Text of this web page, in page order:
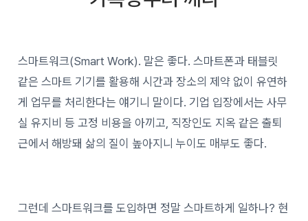
스마트워크(Smart Work). 말은 좋다. 스마트폰과 태블릿
같은 스마트 기기를 활용해 시간과 장소의 제약 없이 유연하
게 업무를 처리한다는 얘기니 말이다. 기업 입장에서는 사무
실 유지비 등 고정 비용을 아끼고, 직장인도 지옥 같은 출퇴
근에서 해방돼 삶의 질이 높아지니 누이도 매부도 좋다.
그런데 스마트워크를 도입하면 정말 스마트하게 일하나? 현